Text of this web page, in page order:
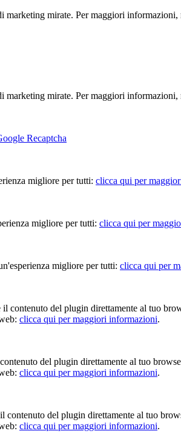
mirate. Per maggiori informazioni,
mirate. Per maggiori informazioni,
Recaptcha
migliore per tutti: clicca qui per
migliore per tutti: clicca qui per
migliore per tutti: clicca qui per
del plugin direttamente al tuo
clicca qui per maggiori informazioni.
del plugin direttamente al tuo
clicca qui per maggiori informazioni.
del plugin direttamente al tuo
clicca qui per maggiori informazioni.